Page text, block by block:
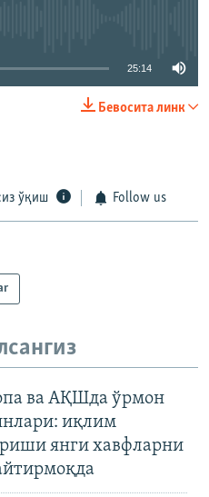
манба мавжуд эмас
25:14
Бевосита линк
ўқиш Follow us
ва АҚШда ўрмон
иқлим
янги хавфларни